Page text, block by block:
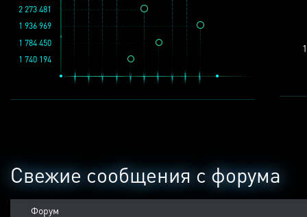
1 936 969
1 784 450
2 273 481
1 740 194
Свежие сообщения с форума
Форум